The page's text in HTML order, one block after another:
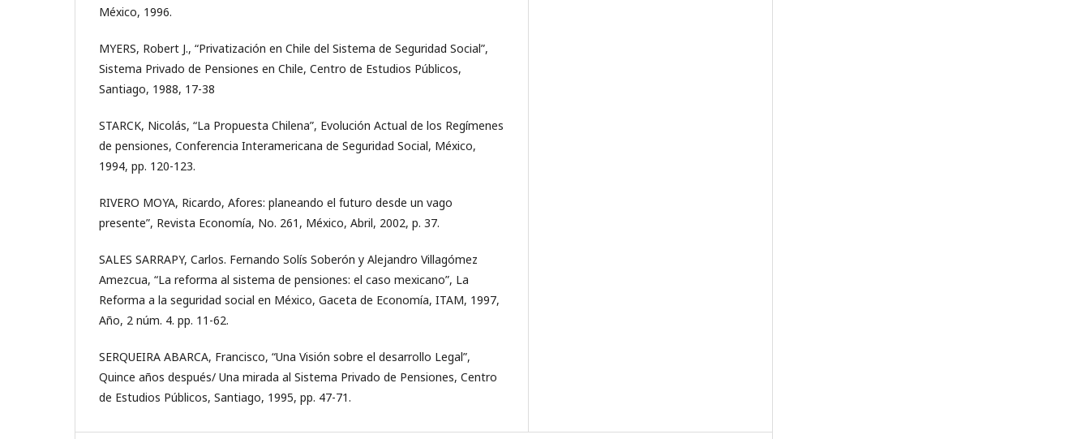
México, 1996.
MYERS, Robert J., “Privatización en Chile del Sistema de Seguridad Social”,
Sistema Privado de Pensiones en Chile, Centro de Estudios Públicos,
Santiago, 1988, 17-38
STARCK, Nicolás, “La Propuesta Chilena”, Evolución Actual de los Regímenes
de pensiones, Conferencia Interamericana de Seguridad Social, México,
1994, pp. 120-123.
RIVERO MOYA, Ricardo, Afores: planeando el futuro desde un vago
presente”, Revista Economía, No. 261, México, Abril, 2002, p. 37.
SALES SARRAPY, Carlos. Fernando Solís Soberón y Alejandro Villagómez
Amezcua, “La reforma al sistema de pensiones: el caso mexicano”, La
Reforma a la seguridad social en México, Gaceta de Economía, ITAM, 1997,
Año, 2 núm. 4. pp. 11-62.
SERQUEIRA ABARCA, Francisco, “Una Visión sobre el desarrollo Legal”,
Quince años después/ Una mirada al Sistema Privado de Pensiones, Centro
de Estudios Públicos, Santiago, 1995, pp. 47-71.